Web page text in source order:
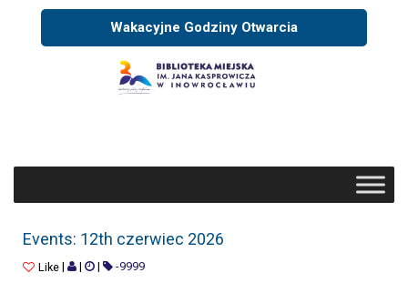
Wakacyjne Godziny Otwarcia
Events: 12th czerwiec 2026
Like| | | -9999